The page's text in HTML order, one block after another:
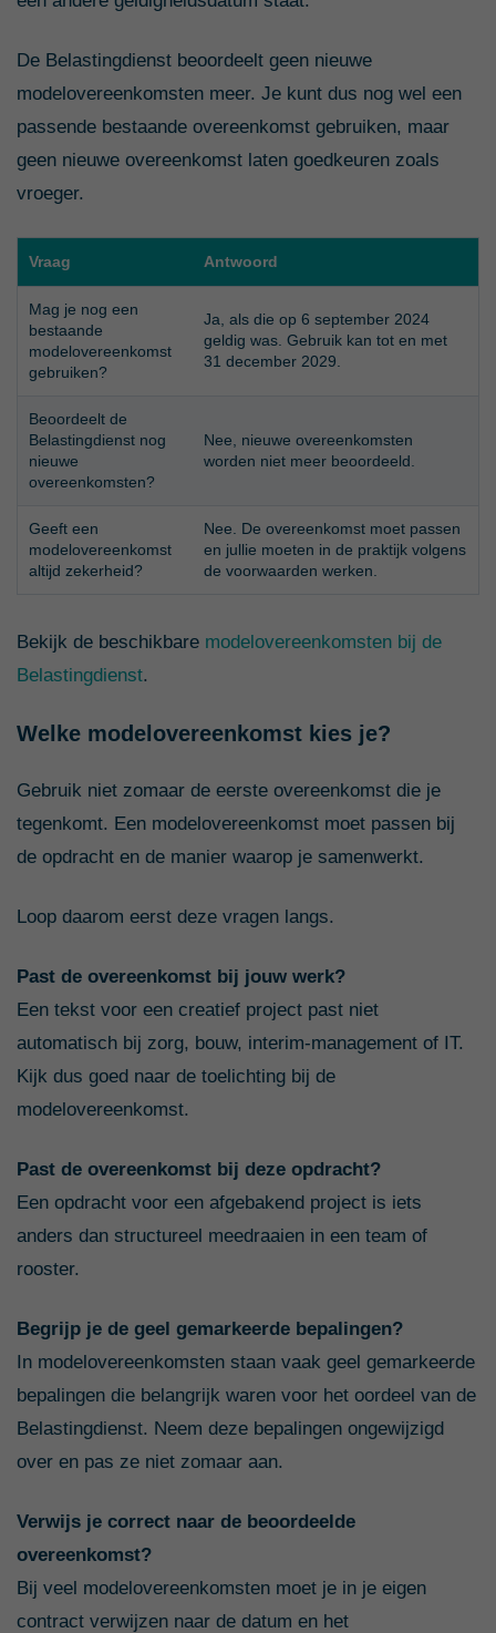
De Belastingdienst beoordeelt geen nieuwe
modelovereenkomsten meer. Je kunt dus nog wel een
passende bestaande overeenkomst gebruiken, maar
geen nieuwe overeenkomst laten goedkeuren zoals
vroeger.
Vraag Antwoord
Mag je nog een
bestaande
modelovereenkomst
gebruiken?
Ja, als die op 6 september 2024
geldig was. Gebruik kan tot en met
31 december 2029.
Beoordeelt de
Belastingdienst nog
nieuwe
overeenkomsten?
Nee, nieuwe overeenkomsten
worden niet meer beoordeeld.
Geeft een
modelovereenkomst
altijd zekerheid?
Nee. De overeenkomst moet passen
en jullie moeten in de praktijk volgens
de voorwaarden werken.
Bekijk de beschikbare modelovereenkomsten bij de
Belastingdienst.
Welke modelovereenkomst kies je?
Gebruik niet zomaar de eerste overeenkomst die je
tegenkomt. Een modelovereenkomst moet passen bij
de opdracht en de manier waarop je samenwerkt.
Loop daarom eerst deze vragen langs.
Past de overeenkomst bij jouw werk?
Een tekst voor een creatief project past niet
automatisch bij zorg, bouw, interim-management of IT.
Kijk dus goed naar de toelichting bij de
modelovereenkomst.
Past de overeenkomst bij deze opdracht?
Een opdracht voor een afgebakend project is iets
anders dan structureel meedraaien in een team of
rooster.
Begrijp je de geel gemarkeerde bepalingen?
In modelovereenkomsten staan vaak geel gemarkeerde
bepalingen die belangrijk waren voor het oordeel van de
Belastingdienst. Neem deze bepalingen ongewijzigd
over en pas ze niet zomaar aan.
Verwijs je correct naar de beoordeelde
overeenkomst?
Bij veel modelovereenkomsten moet je in je eigen
contract verwijzen naar de datum en het